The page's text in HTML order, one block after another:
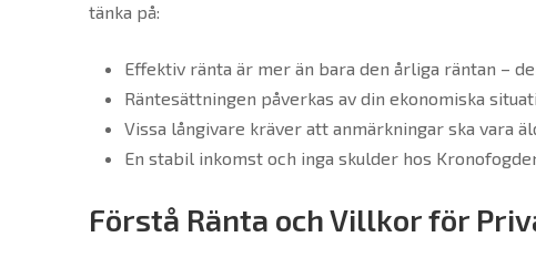
tänka på:
Effektiv ränta är mer än bara den årliga räntan –
Räntesättningen påverkas av din ekonomiska
Vissa långivare kräver att anmärkningar ska vara
En stabil inkomst och inga skulder hos
Förstå Ränta och Villkor för